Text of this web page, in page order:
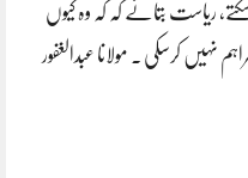
ریاست بتائے کہ کہ وہ کیوں
نہیں کرسکی . مولانا عبدالغفور